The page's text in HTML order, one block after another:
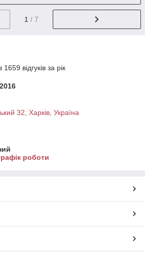
1 / 7
відгуків за рік
32, Харків, Україна
роботи